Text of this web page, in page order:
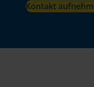
Kontakt